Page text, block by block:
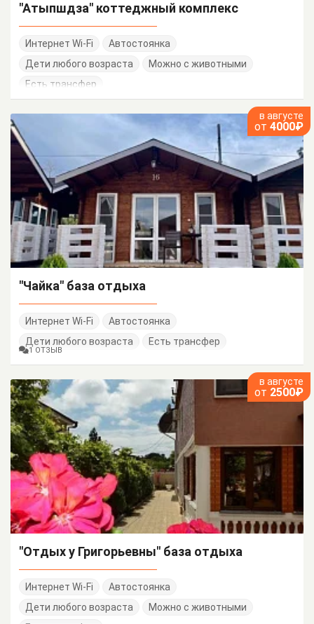
"Атыпшдза" коттеджный комплекс
Интернет Wi-Fi
Автостоянка
Дети любого возраста
Можно с животными
Есть трансфер
в августе
от 4000₽
"Чайка" база отдыха
Интернет Wi-Fi
Автостоянка
Дети любого возраста
Есть трансфер
1 ОТЗЫВ
в августе
от 2500₽
"Отдых у Григорьевны" база отдыха
Интернет Wi-Fi
Автостоянка
Дети любого возраста
Можно с животными